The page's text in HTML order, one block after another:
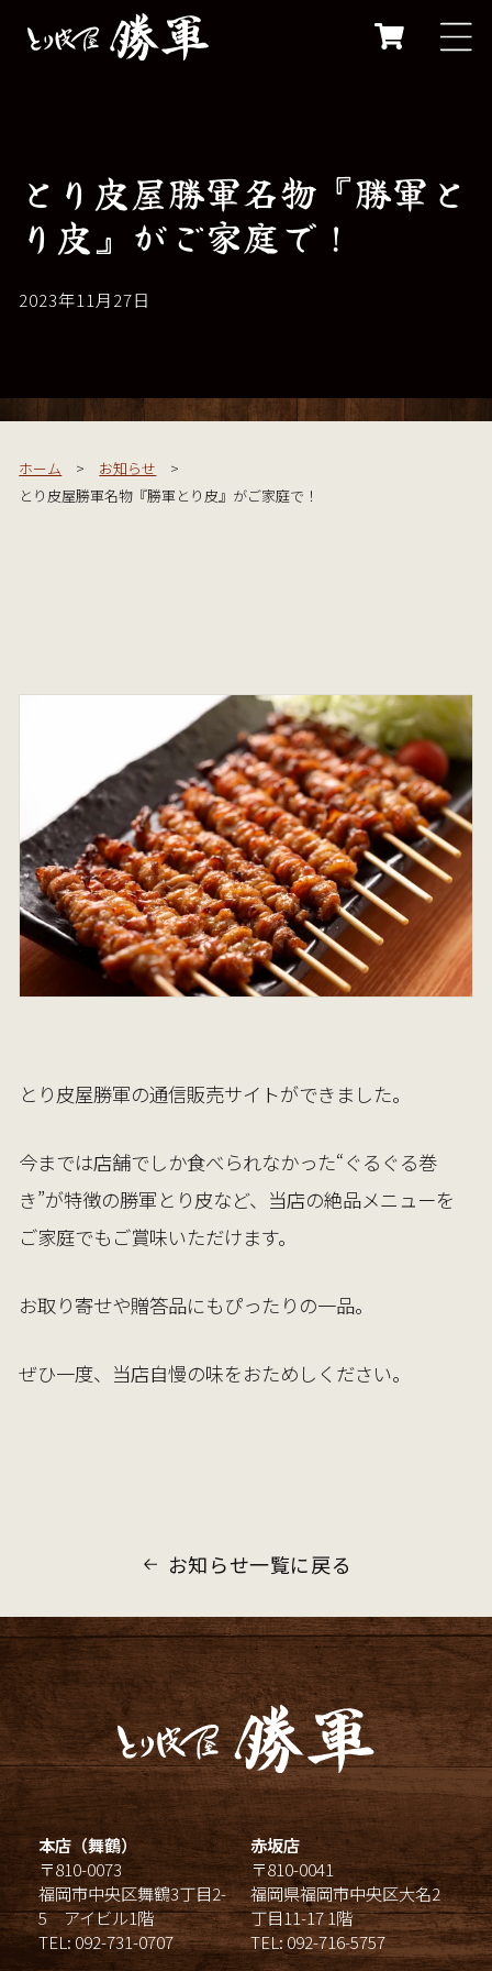
ンツに
進む
カ
とり皮屋勝軍名物『勝軍と
り皮』がご家庭で！
2023年11月27日
ホーム > お知らせ >
とり皮屋勝軍名物『勝軍とり皮』がご家庭で！
とり皮屋勝軍の通信販売サイトができました。
今までは店舗でしか食べられなかった“ぐるぐる巻
き”が特徴の勝軍とり皮など、当店の絶品メニューを
ご家庭でもご賞味いただけます。
お取り寄せや贈答品にもぴったりの一品。
ぜひ一度、当店自慢の味をおためしください。
お知らせ一覧に戻る
本店（舞鶴）
〒810-0073
福岡市中央区舞鶴3丁目2-
5 アイビル1階
TEL: 092-731-0707
赤坂店
〒810-0041
福岡県福岡市中央区大名2
丁目11-17 1階
TEL: 092-716-5757